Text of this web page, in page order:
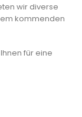
wir diverse
kommenden
für eine